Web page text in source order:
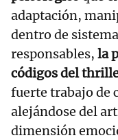
adaptación,
dentro de
responsables, la
códigos del
fuerte trabajo de
alejándose del
dimensión